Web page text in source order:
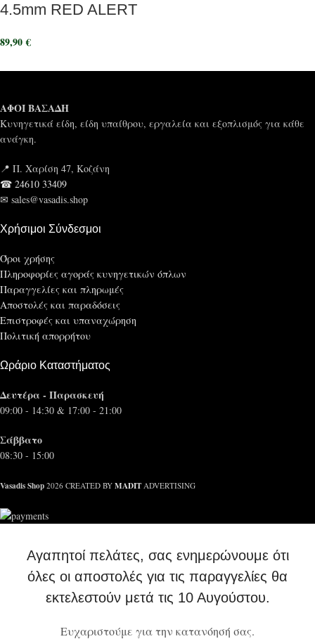
4.5mm RED ALERT
89,90€
ΑΦΟΙ ΒΑΣΑΔΗ
Κυνηγετικά είδη, είδη υπαίθρου, εργαλεία και εξοπλισμός για κάθε
ανάγκη.
📍 Π. Χαρίση 47, Κοζάνη
☎ 24610 33409
✉ sales@vasadis.shop
Χρήσιμοι Σύνδεσμοι
Όροι χρήσης
Πληροφορίες αγοράς κυνηγετικών όπλων
Παραγγελίες και πληρωμές
Αποστολές και παραδόσεις
Επιστροφές και υπαναχώρηση
Πολιτική απορρήτου
Ωράριο Καταστήματος
Δευτέρα - Παρασκευή
09:00 - 14:30 & 17:00 - 21:00
Σάββατο
08:30 - 15:00
Vasadis Shop 2026 CREATED BY MADIT ADVERTISING
Αγαπητοί πελάτες, σας ενημερώνουμε ότι
όλες οι αποστολές για τις παραγγελίες θα
εκτελεστούν μετά τις 10 Αυγούστου.
Ευχαριστούμε για την κατανόησή σας.